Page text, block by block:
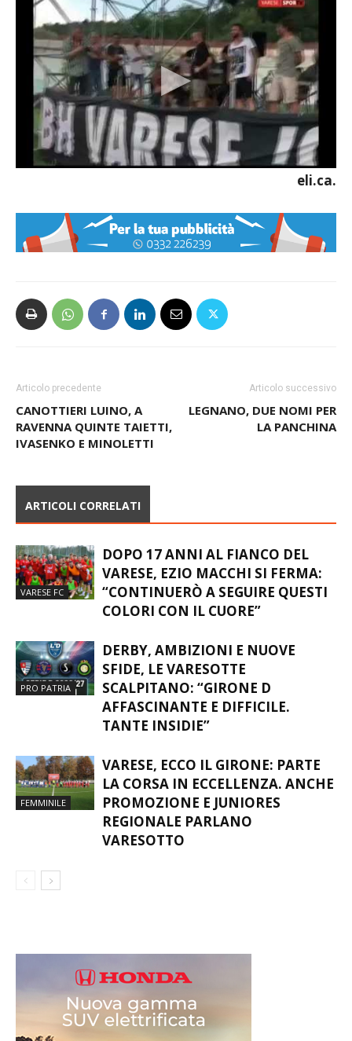
eli.ca.
Articolo precedente
CANOTTIERI LUINO, A
RAVENNA QUINTE TAIETTI,
IVASENKO E MINOLETTI
Articolo successivo
LEGNANO, DUE NOMI PER
LA PANCHINA
ARTICOLI CORRELATI
VARESE FC
DOPO 17 ANNI AL FIANCO DEL
VARESE, EZIO MACCHI SI FERMA:
“CONTINUERÒ A SEGUIRE QUESTI
COLORI CON IL CUORE”
PRO PATRIA
DERBY, AMBIZIONI E NUOVE
SFIDE, LE VARESOTTE
SCALPITANO: “GIRONE D
AFFASCINANTE E DIFFICILE.
TANTE INSIDIE”
FEMMINILE
VARESE, ECCO IL GIRONE: PARTE
LA CORSA IN ECCELLENZA. ANCHE
PROMOZIONE E JUNIORES
REGIONALE PARLANO
VARESOTTO